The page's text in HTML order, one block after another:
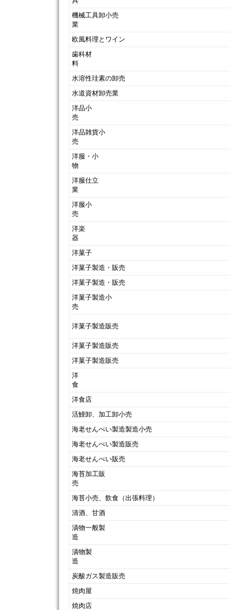
機械工具卸小売
業
欧風料理とワイン
歯科材
水溶性珪素の卸売
水道資材卸売業
洋品小
洋品雑貨小
洋服・小
洋服仕立
洋服小
洋楽
洋菓子
洋菓子製造・販売
洋菓子製造・販売
洋菓子製造小
洋菓子製造販売
洋菓子製造販売
洋菓子製造販売
洋
洋食店
活鰻卸、加工卸小売
海老せんべい製造製造小売
海老せんべい製造販売
海老せんべい販売
海苔加工販
海苔小売、飲食（出張料理）
清酒、甘酒
漬物一般製
漬物製
炭酸ガス製造販売
焼肉屋
焼肉店